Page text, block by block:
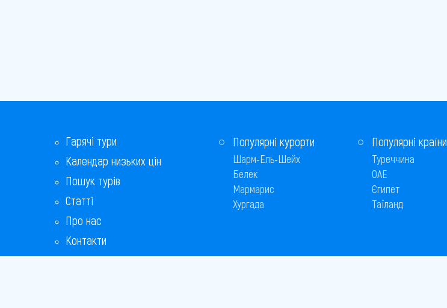
Гарячі тури
Календар низьких цін
Пошук турів
Статті
Про нас
Контакти
Бонусна програма
Популярні курорти
Шарм-Ель-Шейх
Белек
Мармарис
Хургада
Популярні країни
Туреччина
ОАЕ
Єгипет
Таїланд